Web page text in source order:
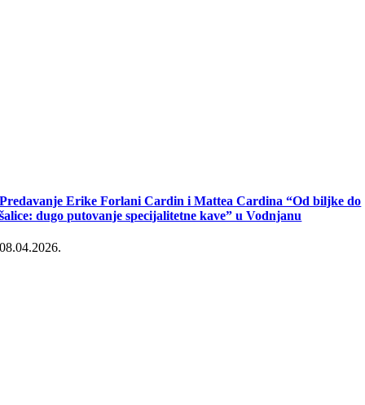
Predavanje Erike Forlani Cardin i Mattea Cardina “Od biljke do
šalice: dugo putovanje specijalitetne kave” u Vodnjanu
08.04.2026.